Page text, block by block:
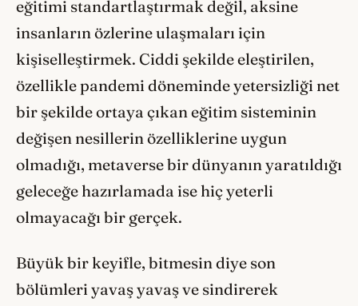
eğitimi standartlaştırmak değil, aksine
insanların özlerine ulaşmaları için
kişiselleştirmek. Ciddi şekilde eleştirilen,
özellikle pandemi döneminde yetersizliği net
bir şekilde ortaya çıkan eğitim sisteminin
değişen nesillerin özelliklerine uygun
olmadığı, metaverse bir dünyanın yaratıldığı
geleceğe hazırlamada ise hiç yeterli
olmayacağı bir gerçek.
Büyük bir keyifle, bitmesin diye son
bölümleri yavaş yavaş ve sindirerek